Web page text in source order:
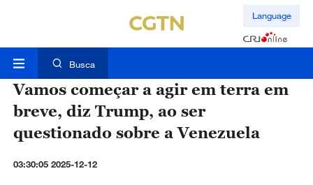
Language
Busca
Vamos começar a agir em terra em
breve, diz Trump, ao ser
questionado sobre a Venezuela
03:30:05 2025-12-12